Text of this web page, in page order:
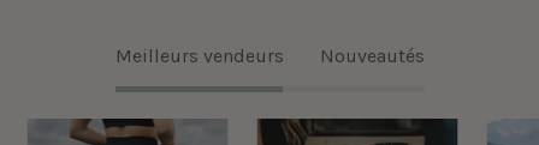
Meilleurs vendeurs Nouveautés
Legging
Legging